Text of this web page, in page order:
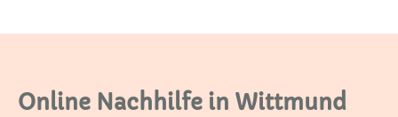
Online Nachhilfe in Wittmund